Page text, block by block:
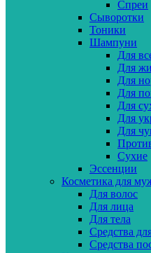
Спреи
Сыворотки
Тоники
Шампуни
Для
Для
Для
Для
Для
Для
Для
Сухие
Эссенции
Косметика для
Для волос
Для лица
Для тела
Средства
Средства